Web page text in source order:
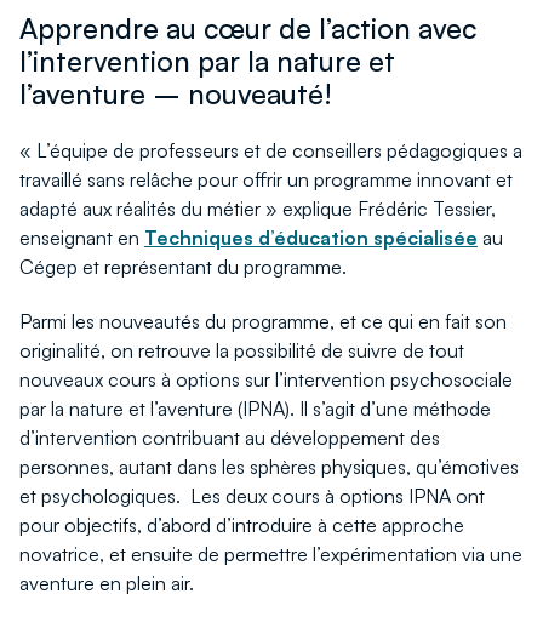
Apprendre au cœur de l’action avec
l’intervention par la nature et
l’aventure – nouveauté!
« L’équipe de professeurs et de conseillers pédagogiques a
travaillé sans relâche pour offrir un programme innovant et
adapté aux réalités du métier » explique Frédéric Tessier,
enseignant en Techniques d’éducation spécialisée au
Cégep et représentant du programme.
Parmi les nouveautés du programme, et ce qui en fait son
originalité, on retrouve la possibilité de suivre de tout
nouveaux cours à options sur l’intervention psychosociale
par la nature et l’aventure (IPNA). Il s’agit d’une méthode
d’intervention contribuant au développement des
personnes, autant dans les sphères physiques, qu’émotives
et psychologiques. Les deux cours à options IPNA ont
pour objectifs, d’abord d’introduire à cette approche
novatrice, et ensuite de permettre l’expérimentation via une
aventure en plein air.